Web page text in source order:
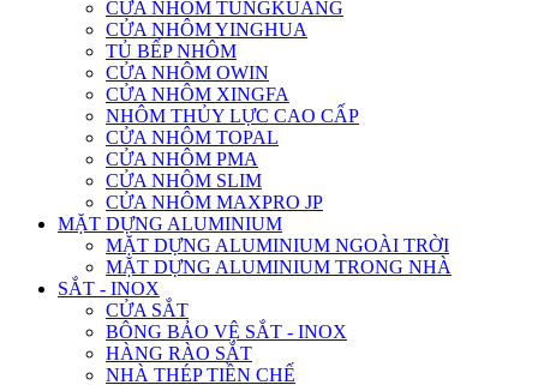
CỬA NHÔM TUNGKUANG
CỬA NHÔM YINGHUA
TỦ BẾP NHÔM
CỬA NHÔM OWIN
CỬA NHÔM XINGFA
NHÔM THỦY LỰC CAO CẤP
CỬA NHÔM TOPAL
CỬA NHÔM PMA
CỬA NHÔM SLIM
CỬA NHÔM MAXPRO JP
MẶT DỰNG ALUMINIUM
MẶT DỰNG ALUMINIUM NGOÀI TRỜI
MẶT DỰNG ALUMINIUM TRONG NHÀ
SẮT - INOX
CỬA SẮT
BÔNG BẢO VỆ SẮT - INOX
HÀNG RÀO SẮT
NHÀ THÉP TIỀN CHẾ